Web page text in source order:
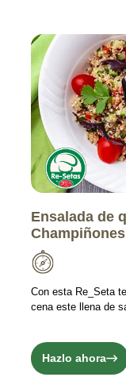
Ensalada de
Champiñones
Con esta Re_Seta
cena este llena de
Hazlo ahora